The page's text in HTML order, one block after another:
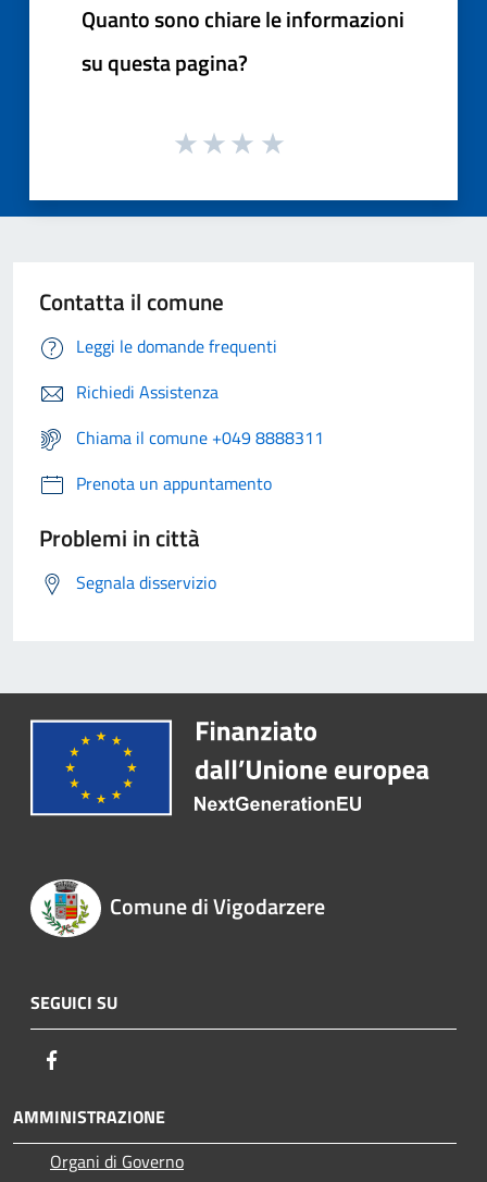
Quanto sono chiare le informazioni
su questa pagina?
Contatta il comune
Leggi le domande frequenti
Richiedi Assistenza
Chiama il comune +049 8888311
Prenota un appuntamento
Problemi in città
Segnala disservizio
Comune di Vigodarzere
SEGUICI SU
AMMINISTRAZIONE
Organi di Governo